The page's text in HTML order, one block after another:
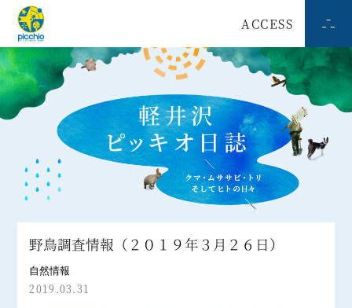
ACCESS
野鳥調査情報（２０１９年３月２６日）
自然情報
2019.03.31